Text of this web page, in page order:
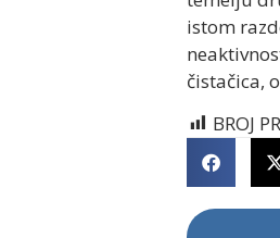
istom
čistačica,
BROJ